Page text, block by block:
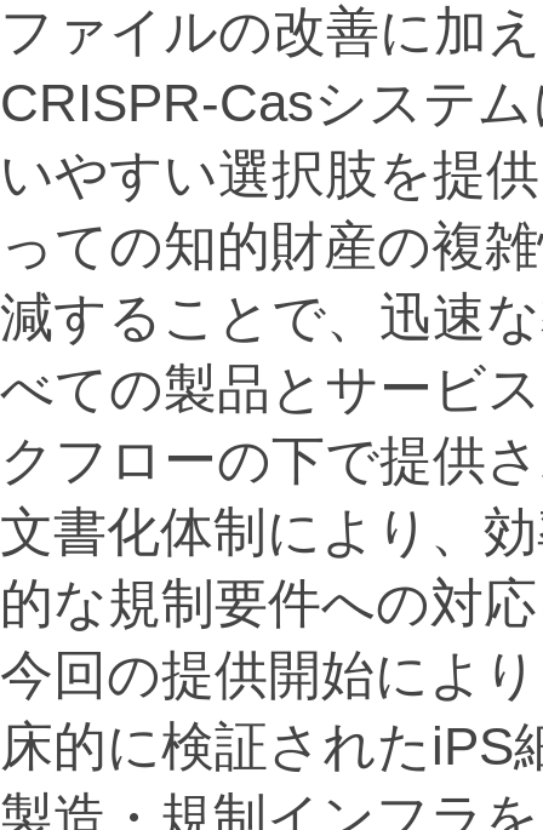
ファイルの改善に加
CRISPR-Casシステ
いやすい選択肢を提
っての知的財産の複
減することで、迅速
べての製品とサービ
クフローの下で提供
文書化体制により、
的な規制要件への対
今回の提供開始によ
床的に検証されたiPS
製造・規制インフラ